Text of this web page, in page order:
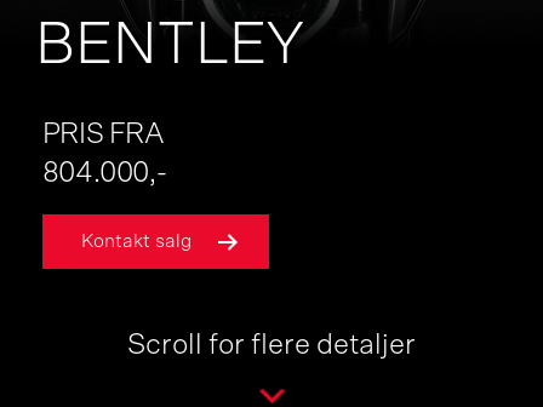
BENTLEY
PRIS FRA
804.000,-
Kontakt salg
Scroll for flere detaljer